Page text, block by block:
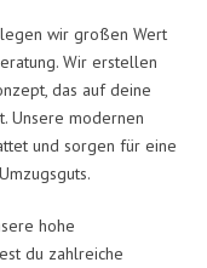
legen wir großen Wert
Wir erstellen
das auf deine
Unsere modernen
und sorgen für eine
hohe
du zahlreiche